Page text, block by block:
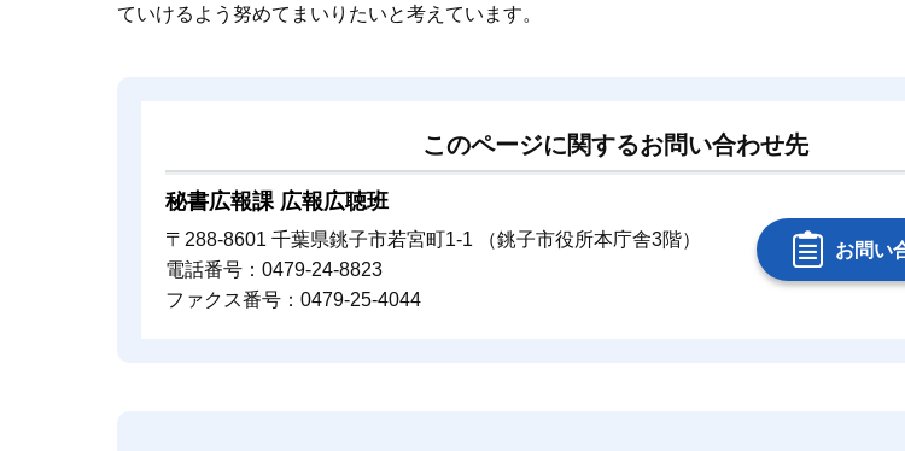
ていけるよう努めてまいりたいと考えています。
このページに関するお問い合わせ先
秘書広報課 広報広聴班
〒288-8601 千葉県銚子市若宮町1-1 （銚子市役所本庁舎3階）
電話番号：0479-24-8823
ファクス番号：0479-25-4044
お問い